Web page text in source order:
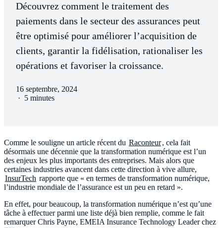
Découvrez comment le traitement des
paiements dans le secteur des assurances peut
être optimisé pour améliorer l’acquisition de
clients, garantir la fidélisation, rationaliser les
opérations et favoriser la croissance.
16 septembre, 2024
· 5 minutes
Comme le souligne un article récent du Raconteur, cela fait
désormais une décennie que la transformation numérique est l’un
des enjeux les plus importants des entreprises. Mais alors que
certaines industries avancent dans cette direction à vive allure,
InsurTech rapporte que « en termes de transformation numérique,
l’industrie mondiale de l’assurance est un peu en retard ».
En effet, pour beaucoup, la transformation numérique n’est qu’une
tâche à effectuer parmi une liste déjà bien remplie, comme le fait
remarquer Chris Payne, EMEIA Insurance Technology Leader chez